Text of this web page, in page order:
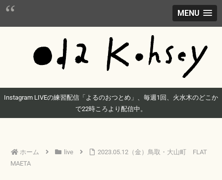
MENU
Instagram LIVEの練習配信「よるのおつとめ」、毎週1回、火水木のどこか
で22時ころより配信中。
ホーム live
2023.05.12（金）鳥取・大山町 FLAT
MAETA